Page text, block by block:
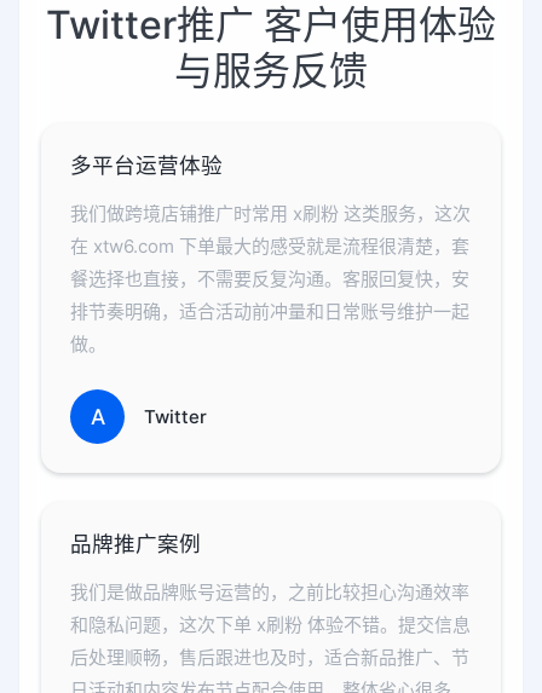
Twitter推广 客户使用体验
与服务反馈
多平台运营体验
我们做跨境店铺推广时常用 x刷粉 这类服务，这次
在 xtw6.com 下单最大的感受就是流程很清楚，套
餐选择也直接，不需要反复沟通。客服回复快，安
排节奏明确，适合活动前冲量和日常账号维护一起
做。
A Twitter
品牌推广案例
我们是做品牌账号运营的，之前比较担心沟通效率
和隐私问题，这次下单 x刷粉 体验不错。提交信息
后处理顺畅，售后跟进也及时，适合新品推广、节